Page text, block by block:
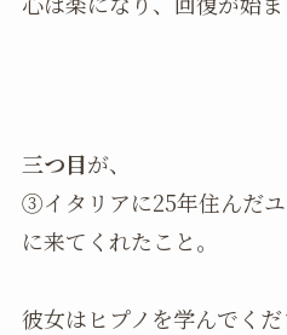
三つ目が、
③イタリアに25年住んだ
に来てくれたこと。
彼女はヒプノを学んでくだ